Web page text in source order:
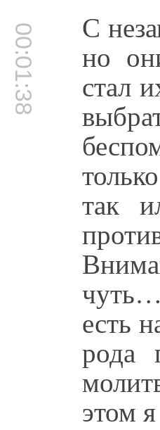
00:01:38 С
но
стал
так
есть
рода
этом